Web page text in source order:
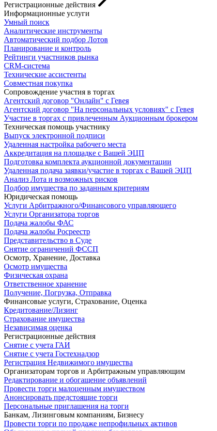
Регистрационные действия
Информационные услуги
Умный поиск
Аналитические инструменты
Автоматический подбор Лотов
Планирование и контроль
Рейтинги участников рынка
CRM-система
Технические ассистенты
Совместная покупка
Сопровождение участия в торгах
Агентский договор "Онлайн" с Гевея
Агентский договор "На персональных условиях" с Гевея
Участие в торгах с привлеченным Аукционным брокером
Техническая помощь участнику
Выпуск электронной подписи
Удаленная настройка рабочего места
Аккредитация на площадке с Вашей ЭЦП
Подготовка комплекта аукционной документации
Удаленная подача заявки/участие в торгах с Вашей ЭЦП
Анализ Лота и возможных рисков
Подбор имущества по заданным критериям
Юридическая помощь
Услуги Арбитражного/Финансового управляющего
Услуги Организатора торгов
Подача жалобы ФАС
Подача жалобы Росреестр
Представительство в Суде
Снятие ограничений ФССП
Осмотр, Хранение, Доставка
Осмотр имущества
Физическая охрана
Ответственное хранение
Получение, Погрузка, Отправка
Финансовые услуги, Страхование, Оценка
Кредитование/Лизинг
Страхование имущества
Независимая оценка
Регистрационные действия
Снятие с учета ГАИ
Снятие с учета Гостехнадзор
Регистрация Недвижимого имущества
Организаторам торгов и Арбитражным управляющим
Редактирование и обогащение объявлений
Провести торги малоценным имуществом
Анонсировать предстоящие торги
Персональные приглашения на торги
Банкам, Лизинговым компаниям, Бизнесу
Провести торги по продаже непрофильных активов